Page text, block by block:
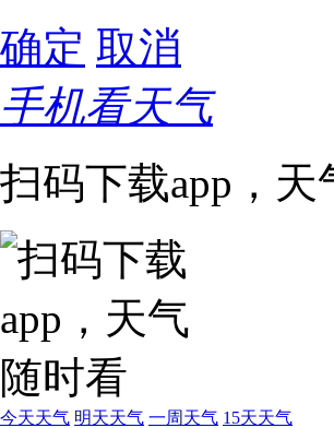
确定 取消
手机看天气
扫码下载app，天
今天天气 明天天气 一周天气 15天天气